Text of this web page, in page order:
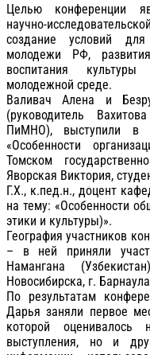
Целью конференции
научно-
создание условий
молодежи РФ,
воспитания
молодежной среде.
Валивач Алена и
(руководитель
ПиМНО), выступили в
«Особенности
Томском
Яворская Виктория,
Г.Х., к.пед.н., доцент
на тему: «Особенности
этики и культуры)».
География участников
– в ней приняли
Намангана
Новосибирска, г.
По результатам
Дарья заняли первое
которой оценивалось
выступления, но и